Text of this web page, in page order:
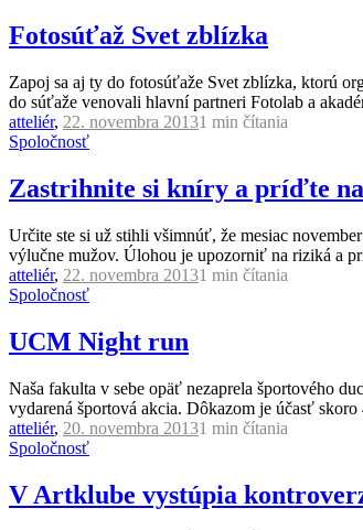
Fotosúťaž Svet zblízka
Zapoj sa aj ty do fotosúťaže Svet zblízka, ktorú
do súťaže venovali hlavní partneri Fotolab a
atteliér, 22. novembra 20131 min čítania
Spoločnosť
Zastrihnite si kníry a príďte
Určite ste si už stihli všimnúť, že mesiac
výlučne mužov. Úlohou je upozorniť na riziká a
atteliér, 22. novembra 20131 min čítania
Spoločnosť
UCM Night run
Naša fakulta v sebe opäť nezaprela športového
vydarená športová akcia. Dôkazom je účasť
atteliér, 20. novembra 20131 min čítania
Spoločnosť
V Artklube vystúpia